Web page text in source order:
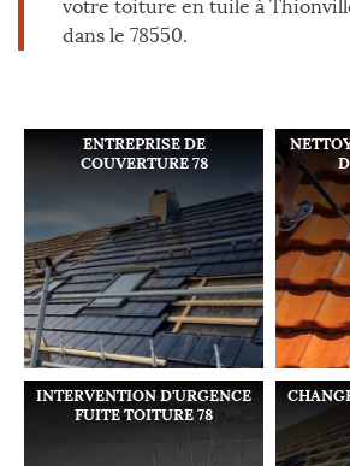
votre toiture en tuile à
dans le 78550.
ENTREPRISE DE
COUVERTURE 78
INTERVENTION D'URGENCE
FUITE TOITURE 78